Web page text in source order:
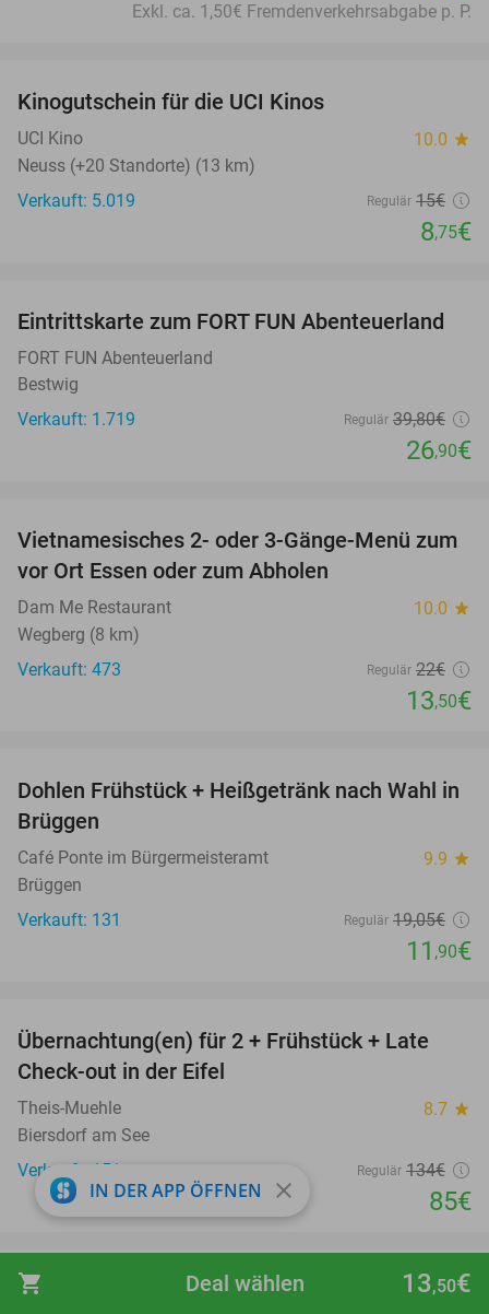
shopping_cart 13,50€
Deal wählen
Exkl. ca. 1,50€ Fremdenverkehrsabgabe p. P.
Kinogutschein für die UCI Kinos
UCI Kino 10.0 star
Neuss (+20 Standorte) (13 km)
Verkauft: 5.019
Regulär 15€
8,75€
32%
Eintrittskarte zum FORT FUN Abenteuerland
FORT FUN Abenteuerland
Bestwig
Verkauft: 1.719
Regulär 39,80€
26,90€
39%
Vietnamesisches 2- oder 3-Gänge-Menü zum
vor Ort Essen oder zum Abholen
Dam Me Restaurant 10.0 star
Wegberg (8 km)
Verkauft: 473
Regulär 22€
13,50€
38%
Dohlen Frühstück + Heißgetränk nach Wahl in
Brüggen
Café Ponte im Bürgermeisteramt 9.9 star
Brüggen
Verkauft: 131
Regulär 19,05€
11 ,90€
37%
Übernachtung(en) für 2 + Frühstück + Late
Check-out in der Eifel
Theis-Muehle 8.7 star
Biersdorf am See
Verkauft: 151
Regulär 134€
85€
50%
Tages- oder Abendkarte für die Sauna bei
IN DER APP ÖFFNEN close